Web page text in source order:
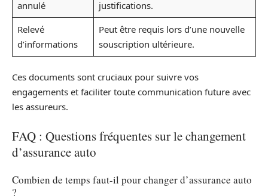
annulé
justifications.
Relevé
d’informations
Peut être requis lors d’une nouvelle
souscription ultérieure.
Ces documents sont cruciaux pour suivre vos
engagements et faciliter toute communication future avec
les assureurs.
FAQ : Questions fréquentes sur le changement
d’assurance auto
Combien de temps faut-il pour changer d’assurance auto
?